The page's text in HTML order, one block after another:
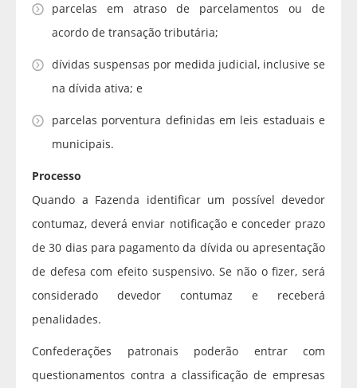
parcelas em atraso de parcelamentos ou de
acordo de transação tributária;
dívidas suspensas por medida judicial, inclusive se
na dívida ativa; e
parcelas porventura definidas em leis estaduais e
municipais.
Processo
Quando a Fazenda identificar um possível devedor
contumaz, deverá enviar notificação e conceder prazo
de 30 dias para pagamento da dívida ou apresentação
de defesa com efeito suspensivo. Se não o fizer, será
considerado devedor contumaz e receberá
penalidades.
Confederações patronais poderão entrar com
questionamentos contra a classificação de empresas